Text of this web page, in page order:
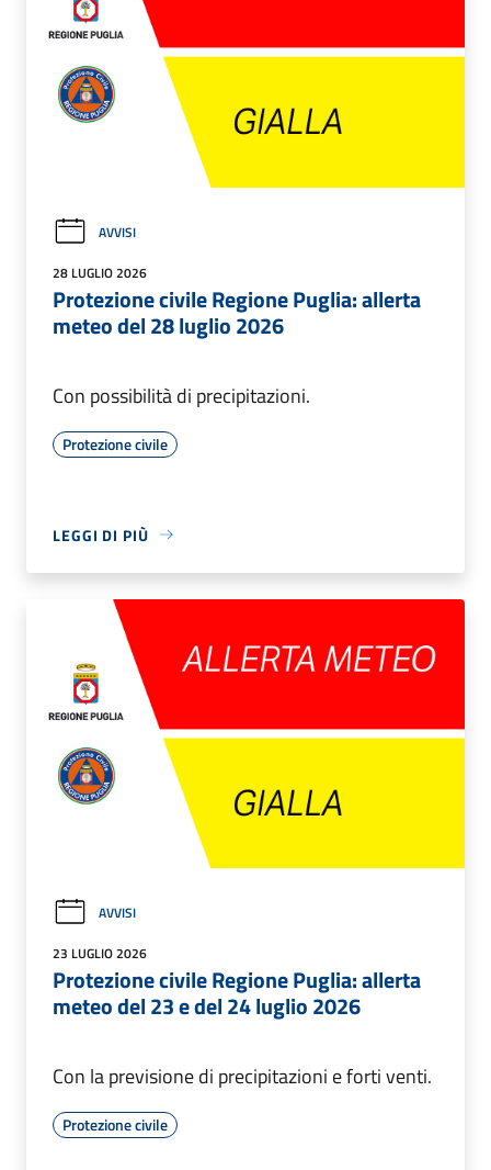
AVVISI
28 LUGLIO 2026
Protezione civile Regione Puglia: allerta
meteo del 28 luglio 2026
Con possibilità di precipitazioni.
Protezione civile
LEGGI DI PIÙ
AVVISI
23 LUGLIO 2026
Protezione civile Regione Puglia: allerta
meteo del 23 e del 24 luglio 2026
Con la previsione di precipitazioni e forti venti.
Protezione civile